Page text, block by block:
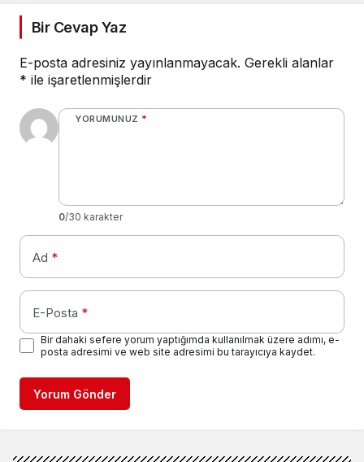
Bir Cevap Yaz
E-posta adresiniz yayınlanmayacak. Gerekli alanlar
* ile işaretlenmişlerdir
YORUMUNUZ *
0/30 karakter
Ad *
E-Posta *
Bir dahaki sefere yorum yaptığımda kullanılmak üzere adımı, e-
posta adresimi ve web site adresimi bu tarayıcıya kaydet.
Yorum Gönder